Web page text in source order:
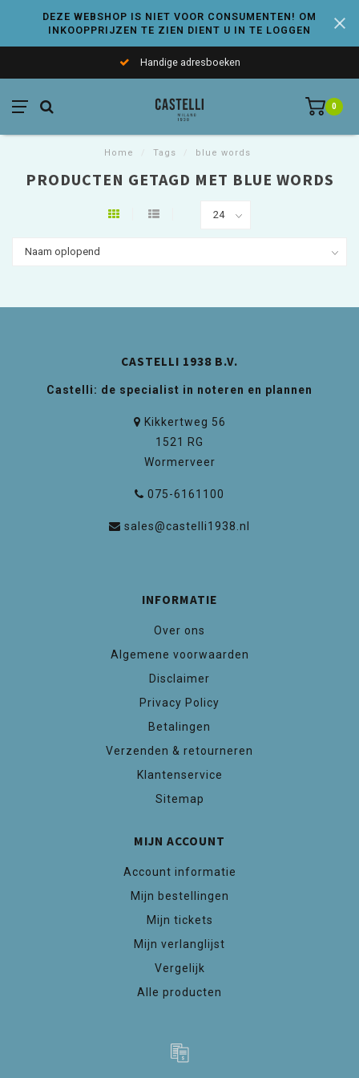
DEZE WEBSHOP IS NIET VOOR CONSUMENTEN! OM
INKOOPPRIJZEN TE ZIEN DIENT U IN TE LOGGEN
Handige adresboeken
0
Home Tags blue words
PRODUCTEN GETAGD MET BLUE WORDS
CASTELLI 1938 B.V.
Castelli: de specialist in noteren en plannen
Kikkertweg 56
1521 RG
Wormerveer
075-6161100
sales@castelli1938.nl
INFORMATIE
Over ons
Algemene voorwaarden
Disclaimer
Privacy Policy
Betalingen
Verzenden & retourneren
Klantenservice
Sitemap
MIJN ACCOUNT
Account informatie
Mijn bestellingen
Mijn tickets
Mijn verlanglijst
Vergelijk
Alle producten